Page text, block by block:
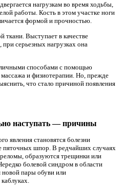
нагрузкам во время ходьбы,
работы. Кость в этом участке ноги
формой и прочностью.
ткани. Выступает в качестве
серьезных нагрузках она
способами с помощью
и физиотерапии. Но, прежде
что стало причиной появления
наступать — причины
явления становятся болезни
пяточных шпор. В редчайших случаях
образуются трещинки или
болевой синдром в области
новой пары обуви или